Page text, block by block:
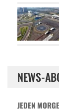
NEWS-
JEDEN